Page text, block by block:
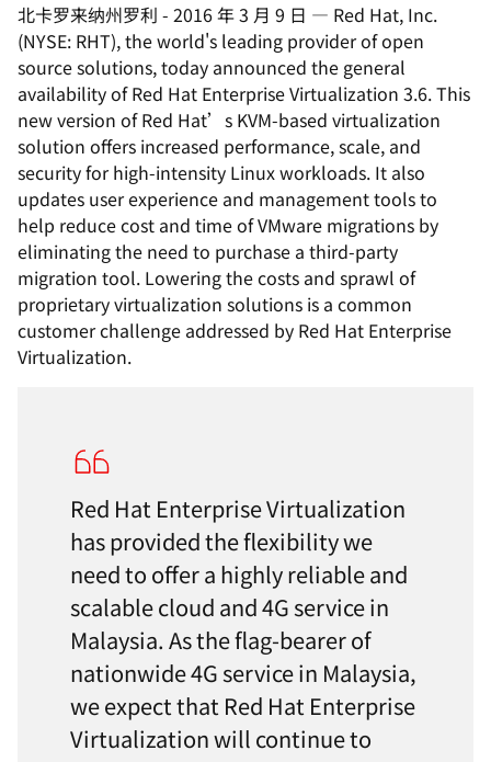
北卡罗来纳州罗利 - 2016 年 3 月 9 日 — Red Hat, Inc.
(NYSE: RHT), the world's leading provider of open
source solutions, today announced the general
availability of Red Hat Enterprise Virtualization 3.6. This
new version of Red Hat’s KVM-based virtualization
solution offers increased performance, scale, and
security for high-intensity Linux workloads. It also
updates user experience and management tools to
help reduce cost and time of VMware migrations by
eliminating the need to purchase a third-party
migration tool. Lowering the costs and sprawl of
proprietary virtualization solutions is a common
customer challenge addressed by Red Hat Enterprise
Virtualization.
Red Hat Enterprise Virtualization
has provided the flexibility we
need to offer a highly reliable and
scalable cloud and 4G service in
Malaysia. As the flag-bearer of
nationwide 4G service in Malaysia,
we expect that Red Hat Enterprise
Virtualization will continue to